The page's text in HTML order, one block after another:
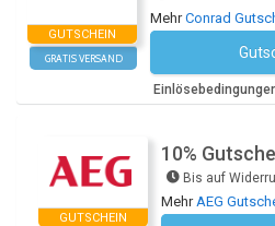
GUTSCHEIN
GRATIS VERSAND
MehrConrad
GUTSCHEIN
10%
Bis auf
MehrAEG